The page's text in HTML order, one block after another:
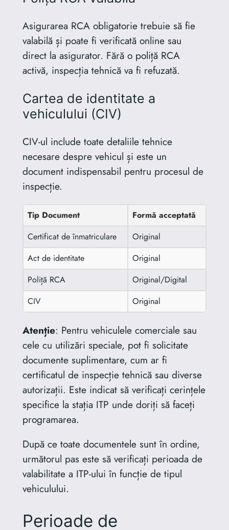
Asigurarea RCA obligatorie trebuie să fie
valabilă și poate fi verificată online sau
direct la asigurator. Fără o poliță RCA
activă, inspecția tehnică va fi refuzată.
Cartea de identitate a
vehiculului (CIV)
CIV-ul include toate detaliile tehnice
necesare despre vehicul și este un
document indispensabil pentru procesul de
inspecție.
Tip Document
Formă acceptată
Certificat de înmatriculare
Original
Act de identitate
Original
Poliță RCA
Original/Digital
CIV
Original
Atenție: Pentru vehiculele comerciale sau
cele cu utilizări speciale, pot fi solicitate
documente suplimentare, cum ar fi
certificatul de inspecție tehnică sau diverse
autorizații. Este indicat să verificați cerințele
specifice la stația ITP unde doriți să faceți
programarea.
După ce toate documentele sunt în ordine,
următorul pas este să verificați perioada de
valabilitate a ITP-ului în funcție de tipul
vehiculului.
Perioade de